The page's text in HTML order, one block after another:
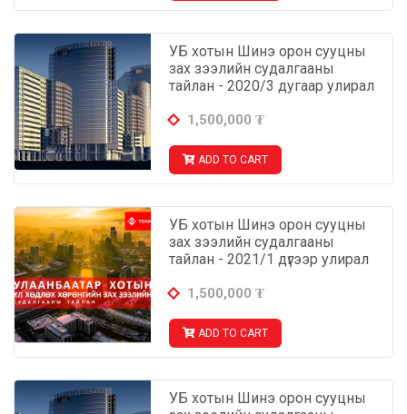
УБ хотын Шинэ орон сууцны
зах зээлийн судалгааны
тайлан - 2020/3 дугаар улирал
1,500,000 ₮
ADD TO CART
УБ хотын Шинэ орон сууцны
зах зээлийн судалгааны
тайлан - 2021/1 дүгээр улирал
1,500,000 ₮
ADD TO CART
УБ хотын Шинэ орон сууцны